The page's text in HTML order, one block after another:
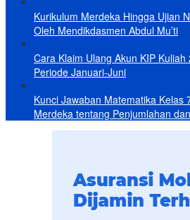
Kurikulum Merdeka Hingga Ujian
Oleh Mendikdasmen Abdul Mu’ti
Cara Klaim Ulang Akun KIP
Periode Januari-Juni
Kunci Jawaban Matematika Kelas
Merdeka tentang Penjumlahan